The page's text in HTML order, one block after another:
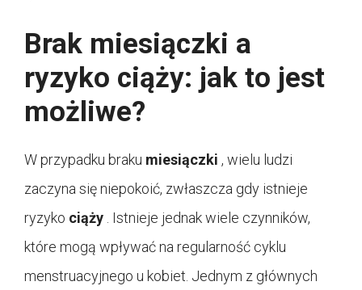
Brak miesiączki a
ryzyko ciąży: jak to jest
możliwe?
W przypadku braku miesiączki , wielu ludzi
zaczyna się niepokoić, zwłaszcza gdy istnieje
ryzyko ciąży . Istnieje jednak wiele czynników,
które mogą wpływać na regularność cyklu
menstruacyjnego u kobiet. Jednym z głównych